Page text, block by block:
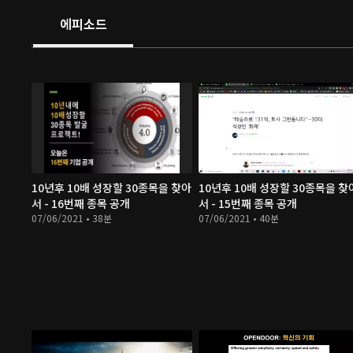
에피소드
10년후 10배 성장할 30종목을 찾아
서 - 16번째 종목 공개
07/06/2021 • 38분
10년후 10배 성장할 30종목을 찾
서 - 15번째 종목 공개
07/06/2021 • 40분